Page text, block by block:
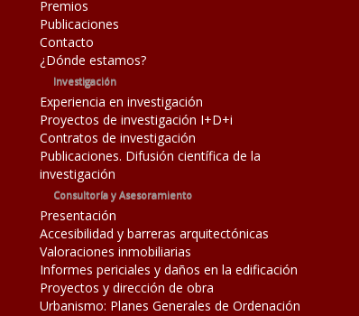
Premios
Publicaciones
Contacto
¿Dónde estamos?
Investigación
Experiencia en investigación
Proyectos de investigación I+D+i
Contratos de investigación
Publicaciones. Difusión científica de la
investigación
Consultoría y Asesoramiento
Presentación
Accesibilidad y barreras arquitectónicas
Valoraciones inmobiliarias
Informes periciales y daños en la edificación
Proyectos y dirección de obra
Urbanismo: Planes Generales de Ordenación